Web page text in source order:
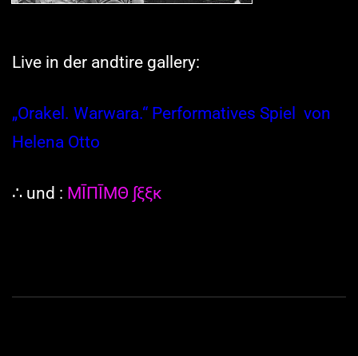
Live in der andtire gallery:
„Orakel. Warwara.“ Performatives Spiel
von
Helena Otto
∴ und : ΜĪΠĪΜΘ ∫ξξκ